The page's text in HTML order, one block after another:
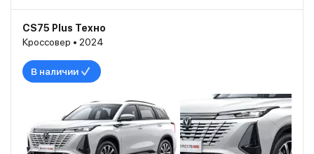
CS75 Plus Техно
Кроссовер • 2024
В наличии